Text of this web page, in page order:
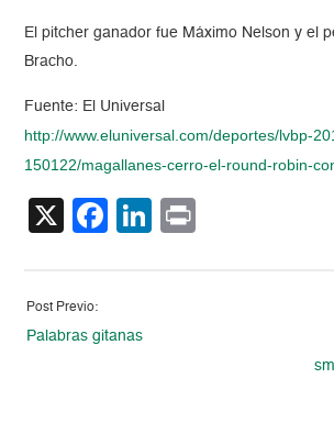
El pitcher ganador fue Máximo Nelson y el
Bracho.
Fuente: El Universal
http://www.eluniversal.com/deportes/lvbp-
150122/magallanes-cerro-el-round-robin-
X Facebook
LinkedIn
Post Previo:
Palabras gitanas